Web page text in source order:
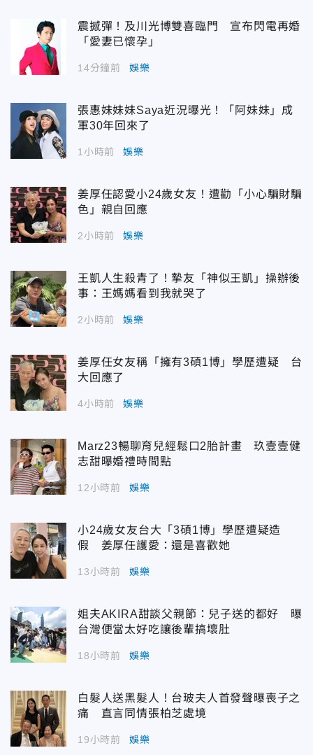
震撼彈！及川光博雙喜臨門 宣布閃電再婚
「愛妻已懷孕」
14分鐘前 娛樂
張惠妹妹妹Saya近況曝光！「阿妹妹」成
軍30年回來了
1小時前 娛樂
姜厚任認愛小24歲女友！遭勸「小心騙財騙
色」親自回應
2小時前 娛樂
王凱人生殺青了！摯友「神似王凱」操辦後
事：王媽媽看到我就哭了
2小時前 娛樂
姜厚任女友稱「擁有3碩1博」學歷遭疑 台
大回應了
4小時前 娛樂
Marz23暢聊育兒經鬆口2胎計畫 玖壹壹健
志甜曝婚禮時間點
12小時前 娛樂
小24歲女友台大「3碩1博」學歷遭疑造
假 姜厚任護愛：還是喜歡她
13小時前 娛樂
姐夫AKIRA甜談父親節：兒子送的都好 曝
台灣便當太好吃讓後輩搞壞肚
18小時前 娛樂
白髮人送黑髮人！台玻夫人首發聲曝喪子之
痛 直言同情張柏芝處境
19小時前 娛樂